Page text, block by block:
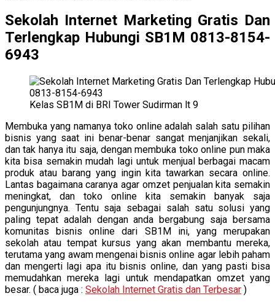
Sekolah Internet Marketing Gratis Dan
Terlengkap Hubungi SB1M 0813-8154-
6943
Kelas SB1M di BRI Tower Sudirman lt 9
Membuka yang namanya toko online adalah salah satu pilihan
bisnis yang saat ini benar-benar sangat menjanjikan sekali,
dan tak hanya itu saja, dengan membuka toko online pun maka
kita bisa semakin mudah lagi untuk menjual berbagai macam
produk atau barang yang ingin kita tawarkan secara online.
Lantas bagaimana caranya agar omzet penjualan kita semakin
meningkat, dan toko online kita semakin banyak saja
pengunjungnya. Tentu saja sebagai salah satu solusi yang
paling tepat adalah dengan anda bergabung saja bersama
komunitas bisnis online dari SB1M ini, yang merupakan
sekolah atau tempat kursus yang akan membantu mereka,
terutama yang awam mengenai bisnis online agar lebih paham
dan mengerti lagi apa itu bisnis online, dan yang pasti bisa
memudahkan mereka lagi untuk mendapatkan omzet yang
besar. ( baca juga : Sekolah Internet Gratis dan Terbesar )